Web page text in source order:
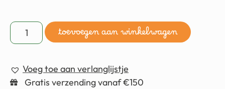
toevoegen aan winkelwagen
Voeg toe aan verlanglijstje
Gratis verzending vanaf €150